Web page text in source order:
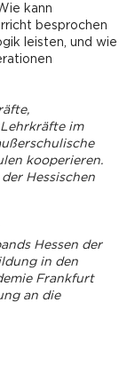
kann
besprochen
leisten, und wie
im
kooperieren.
Hessischen
Hessen der
in den
Frankfurt
an die